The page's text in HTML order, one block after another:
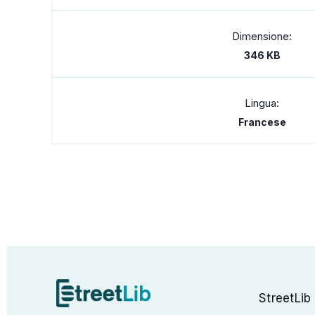
Dimensione:
346 KB
Lingua:
Francese
StreetLib